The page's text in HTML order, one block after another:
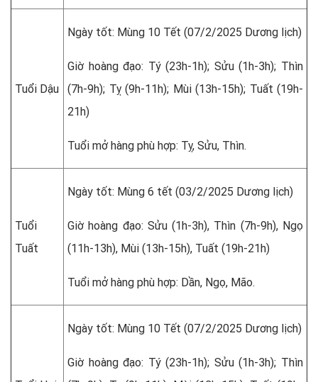
Tuổi Dậu
Ngày tốt: Mùng 10 Tết (07/2/2025 Dương lịch)
Giờ hoàng đạo: Tý (23h-1h); Sửu (1h-3h); Thìn
(7h-9h); Tỵ (9h-11h); Mùi (13h-15h); Tuất (19h-
21h)
Tuổi mở hàng phù hợp: Tỵ, Sửu, Thìn.
Tuổi
Tuất
Ngày tốt: Mùng 6 tết (03/2/2025 Dương lịch)
Giờ hoàng đạo: Sửu (1h-3h), Thìn (7h-9h), Ngọ
(11h-13h), Mùi (13h-15h), Tuất (19h-21h)
Tuổi mở hàng phù hợp: Dần, Ngọ, Mão.
Ngày tốt: Mùng 10 Tết (07/2/2025 Dương lịch)
Giờ hoàng đạo: Tý (23h-1h); Sửu (1h-3h); Thìn